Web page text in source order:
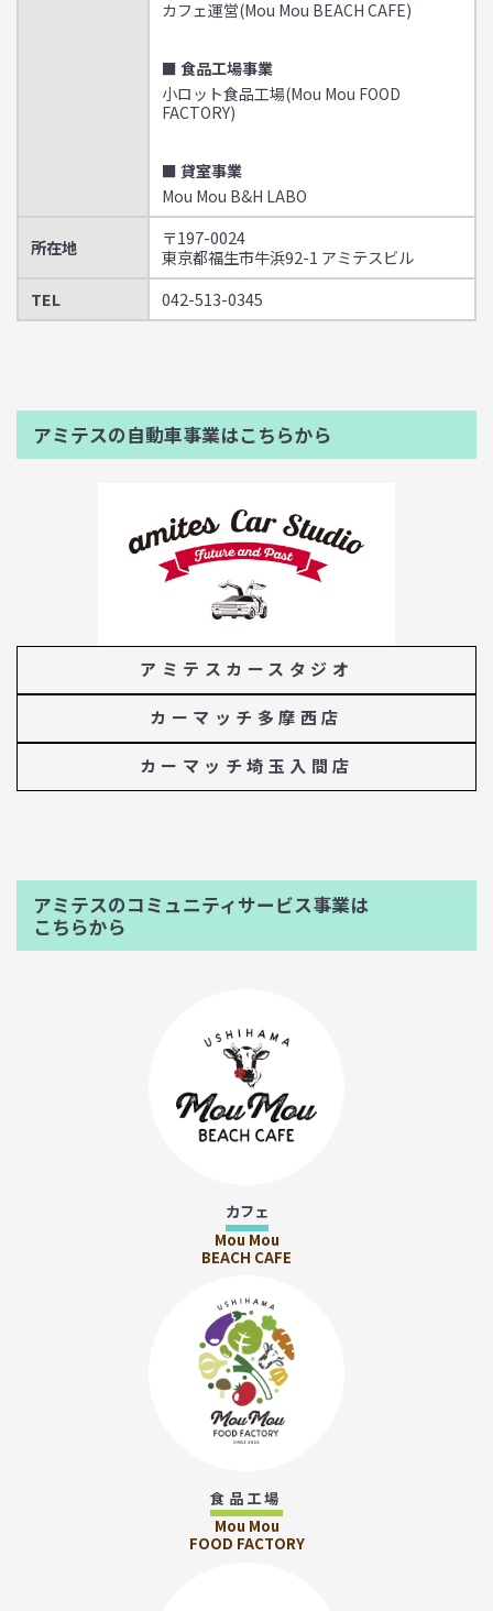
カフェ運営(Mou Mou BEACH CAFE)
■ 食品工場事業
小ロット食品工場(Mou Mou FOOD
FACTORY)
■ 貸室事業
Mou Mou B&H LABO
所在地
〒197-0024
東京都福生市牛浜92-1 アミテスビル
TEL
042-513-0345
アミテスの自動車事業はこちらから
アミテスカースタジオ
カーマッチ多摩西店
カーマッチ埼玉入間店
アミテスのコミュニティサービス事業は
こちらから
カフェ
Mou Mou
BEACH CAFE
食品工場
Mou Mou
FOOD FACTORY